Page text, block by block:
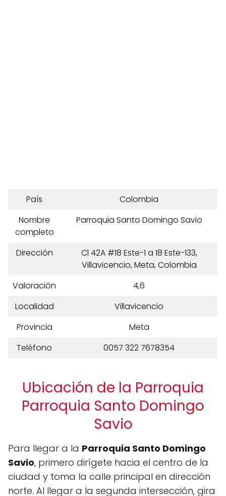
País
Colombia
Nombre
completo
Parroquia Santo Domingo Savio
Dirección
Cl 42A #18 Este-1 a 18 Este-133,
Villavicencio, Meta, Colombia
Valoración
4,6
Localidad
Villavicencio
Provincia
Meta
Teléfono
0057 322 7678354
Ubicación de la Parroquia
Parroquia Santo Domingo
Savio
Para llegar a la Parroquia Santo Domingo
Savio, primero dirígete hacia el centro de la
ciudad y toma la calle principal en dirección
norte. Al llegar a la segunda intersección, gira